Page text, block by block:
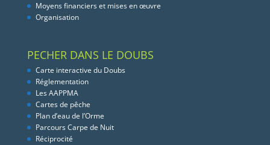
Moyens financiers et mises en œuvre
Organisation
PECHER DANS LE DOUBS
Carte interactive du Doubs
Réglementation
Les AAPPMA
Cartes de pêche
Plan d’eau de l’Orme
Parcours Carpe de Nuit
Réciprocité